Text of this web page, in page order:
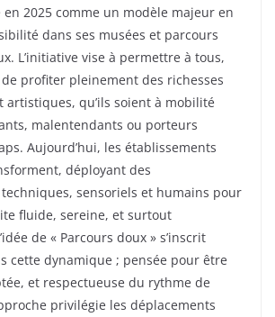
en 2025 comme un modèle majeur en
dans ses musées et parcours
L’initiative vise à permettre à tous,
profiter pleinement des richesses
artistiques, qu’ils soient à mobilité
malentendants ou porteurs
Aujourd’hui, les établissements
déployant des
sensoriels et humains pour
fluide, sereine, et surtout
de « Parcours doux » s’inscrit
cette dynamique ; pensée pour être
et respectueuse du rythme de
privilégie les déplacements